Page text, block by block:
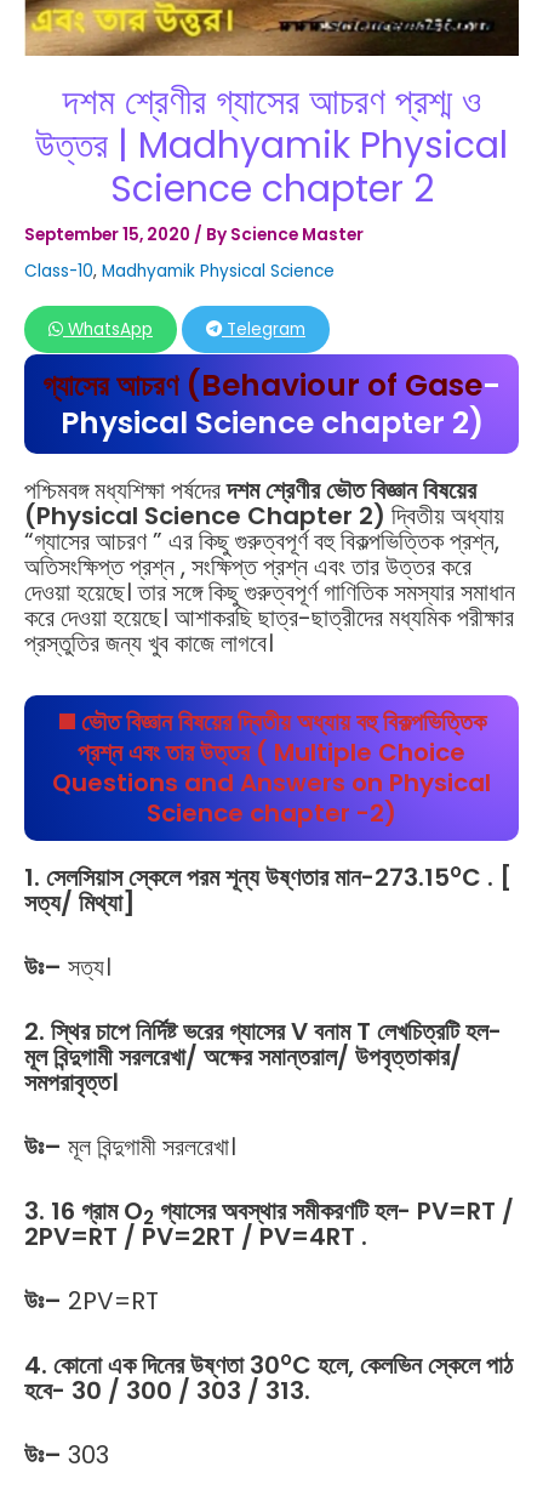
দশম শ্রেণীর গ্যাসের আচরণ প্রশ্ম ও
উত্তর | Madhyamik Physical
Science chapter 2
September 15, 2020 / By Science Master
Class-10, Madhyamik Physical Science
WhatsApp Telegram
গ্যাসের আচরণ (Behaviour of Gase-
Physical Science chapter 2)
পশ্চিমবঙ্গ মধ্যশিক্ষা পর্ষদেরদশম শ্রেণীর ভৌত বিজ্ঞান বিষয়ের
(Physical Science Chapter 2) দ্বিতীয় অধ্যায়
“গ্যাসের আচরণ ” এর কিছু গুরুত্বপূর্ণ বহু বিকল্পভিত্তিক প্রশ্ন,
অতিসংক্ষিপ্ত প্রশ্ন , সংক্ষিপ্ত প্রশ্ন এবং তার উত্তর করে
দেওয়া হয়েছে। তার সঙ্গে কিছু গুরুত্বপূর্ণ গাণিতিক সমস্যার সমাধান
করে দেওয়া হয়েছে। আশাকরছি ছাত্র-ছাত্রীদের মধ্যমিক পরীক্ষার
প্রস্তুতির জন্য খুব কাজে লাগবে।
◼️ ভৌত বিজ্ঞান বিষয়েরদ্বিতীয় অধ্যায়বহু বিকল্পভিত্তিক
প্রশ্ন এবং তার উত্তর ( Multiple Choice
Questions and Answers on Physical
Science chapter -2)
1. সেলসিয়াস স্কেলে পরম শূন্য উষ্ণতার মান-273.15oC . [
সত্য/ মিথ্যা]
উঃ– সত্য।
2. স্থির চাপে নির্দিষ্ট ভরের গ্যাসের V বনাম T লেখচিত্রটি হল-
মূল বিন্দুগামী সরলরেখা/ অক্ষের সমান্তরাল/ উপবৃত্তাকার/
সমপরাবৃত্ত।
উঃ– মূল বিন্দুগামী সরলরেখা।
3. 16 গ্রাম O2 গ্যাসের অবস্থার সমীকরণটি হল- PV=RT /
2PV=RT / PV=2RT / PV=4RT .
উঃ– 2PV=RT
4. কোনো এক দিনের উষ্ণতা 30oC হলে, কেলভিন স্কেলে পাঠ
হবে- 30 / 300 / 303 / 313.
উঃ– 303